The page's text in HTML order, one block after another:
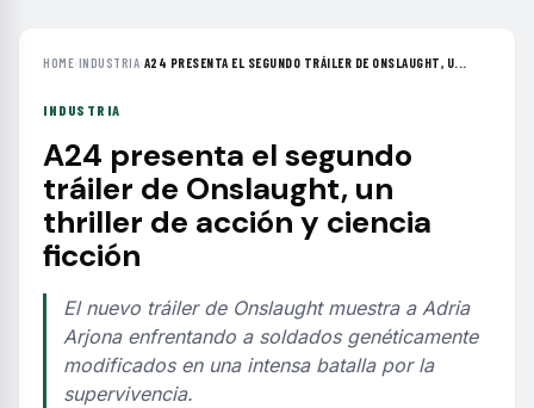
HOME›INDUSTRIA›A24 PRESENTA EL SEGUNDO TRÁILER DE ONSLAUGHT, U...
INDUSTRIA
A24 presenta el segundo
tráiler de Onslaught, un
thriller de acción y ciencia
ficción
El nuevo tráiler de Onslaught muestra a Adria
Arjona enfrentando a soldados genéticamente
modificados en una intensa batalla por la
supervivencia.